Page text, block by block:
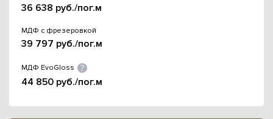
36 638 руб./пог.м
МДФ с фрезеровкой
39 797 руб./пог.м
МДФ EvoGloss
44 850 руб./пог.м